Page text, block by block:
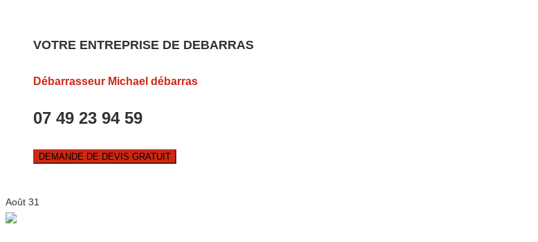
VOTRE ENTREPRISE DE DEBARRAS
Débarrasseur Michael débarras
07 49 23 94 59
DEMANDE DE DEVIS GRATUIT
Août 31